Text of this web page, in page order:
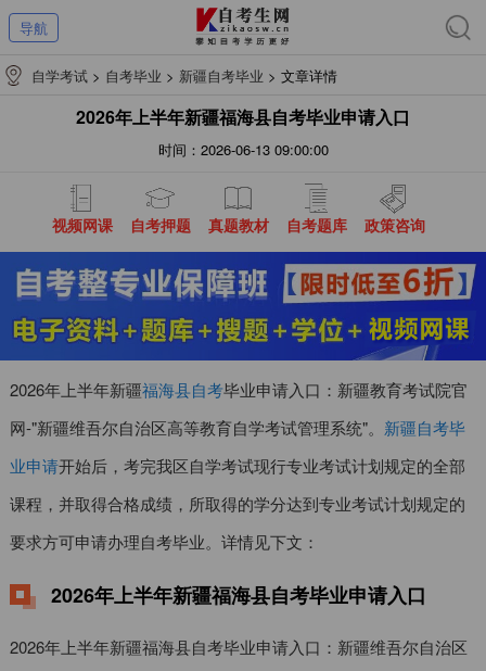
导航
自学考试 > 自考毕业 > 新疆自考毕业 > 文章详情
2026年上半年新疆福海县自考毕业申请入口
时间：2026-06-13 09:00:00
视频网课 自考押题 真题教材 自考题库 政策咨询
2026年上半年新疆福海县自考毕业申请入口：新疆教育考试院官
网-"新疆维吾尔自治区高等教育自学考试管理系统"。 新疆自考毕
业申请开始后，考完我区自学考试现行专业考试计划规定的全部
课程，并取得合格成绩，所取得的学分达到专业考试计划规定的
要求方可申请办理自考毕业。详情见下文：
2026年上半年新疆福海县自考毕业申请入口
2026年上半年新疆福海县自考毕业申请入口：新疆维吾尔自治区